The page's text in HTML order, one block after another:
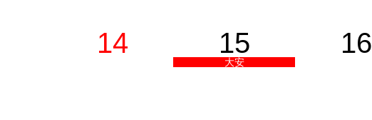
14 15
大安
16